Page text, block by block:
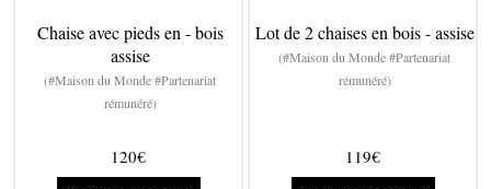
Chaise avec pieds en - bois
assise
(#Maison du Monde #Partenariat
rémunéré)
120€
Lot de 2 chaises en bois - assise
(#Maison du Monde #Partenariat
rémunéré)
119€